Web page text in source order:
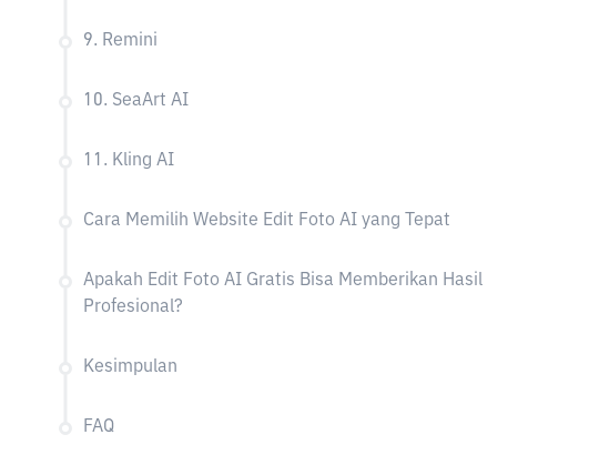
9. Remini
10. SeaArt AI
11. Kling AI
Cara Memilih Website Edit Foto AI yang Tepat
Apakah Edit Foto AI Gratis Bisa Memberikan Hasil
Profesional?
Kesimpulan
FAQ